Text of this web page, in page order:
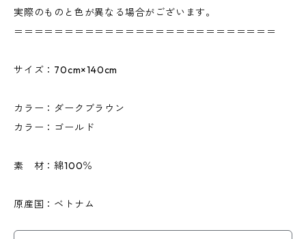
実際のものと色が異なる場合がございます。
＝＝＝＝＝＝＝＝＝＝＝＝＝＝＝＝＝＝＝＝＝＝＝＝＝＝
サイズ：70cm×140cm
カラー：ダークブラウン
カラー：ゴールド
素 材：綿100％
原産国：ベトナム